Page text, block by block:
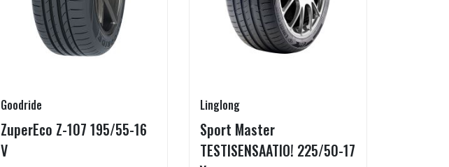
Goodride
ZuperEco Z-107 195/55-16
V
Linglong
Sport Master
TESTISENSAATIO! 225/50-17